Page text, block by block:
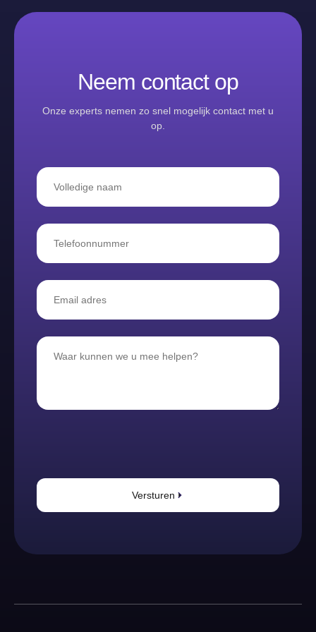
Neem contact op
Onze experts nemen zo snel mogelijk contact met u
op.
Versturen